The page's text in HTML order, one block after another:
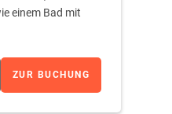
einem Bad mit
ZUR BUCHUNG